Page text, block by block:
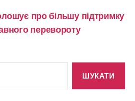
про більшу підтримку
перевороту